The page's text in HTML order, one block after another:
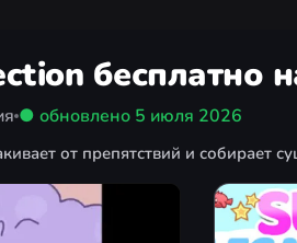
бесплатно
● обновлено 5 июля 2026
от препятствий и собирает